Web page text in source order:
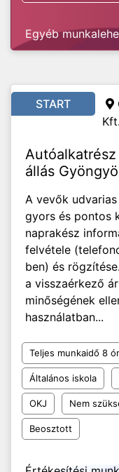
Egyéb
START
Kft.
állás
A vevők
gyors és pontos
naprakész
felvétele
ben) és
a visszaérkező
minőségének
használatban...
Teljes munkaidő 8
Általános iskola
OKJ Nem
Beosztott